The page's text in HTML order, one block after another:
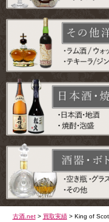
古酒.net> 買取実績> King of